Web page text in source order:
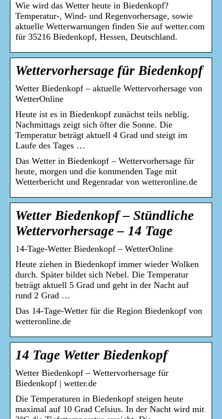
Wie wird das Wetter heute in Biedenkopf?
Temperatur-, Wind- und Regenvorhersage, sowie
aktuelle Wetterwarnungen finden Sie auf wetter.com
für 35216 Biedenkopf, Hessen, Deutschland.
Wettervorhersage für Biedenkopf
Wetter Biedenkopf – aktuelle Wettervorhersage von
WetterOnline
Heute ist es in Biedenkopf zunächst teils neblig.
Nachmittags zeigt sich öfter die Sonne. Die
Temperatur beträgt aktuell 4 Grad und steigt im
Laufe des Tages …
Das Wetter in Biedenkopf – Wettervorhersage für
heute, morgen und die kommenden Tage mit
Wetterbericht und Regenradar von wetteronline.de
Wetter Biedenkopf – Stündliche
Wettervorhersage – 14 Tage
14-Tage-Wetter Biedenkopf – WetterOnline
Heute ziehen in Biedenkopf immer wieder Wolken
durch. Später bildet sich Nebel. Die Temperatur
beträgt aktuell 5 Grad und geht in der Nacht auf
rund 2 Grad …
Das 14-Tage-Wetter für die Region Biedenkopf von
wetteronline.de
14 Tage Wetter Biedenkopf
Wetter Biedenkopf – Wettervorhersage für
Biedenkopf | wetter.de
Die Temperaturen in Biedenkopf steigen heute
maximal auf 10 Grad Celsius. In der Nacht wird mit